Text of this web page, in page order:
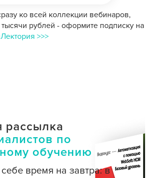
ко всей коллекции вебинаров,
тысячи рублей - оформите подписку на
>>>
рассылка
по
обучению
время на завтра: в